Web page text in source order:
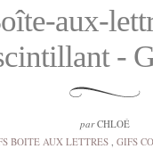
aux-
-
parCHLOÉ
BOITE AUX LETTRES, GIFS